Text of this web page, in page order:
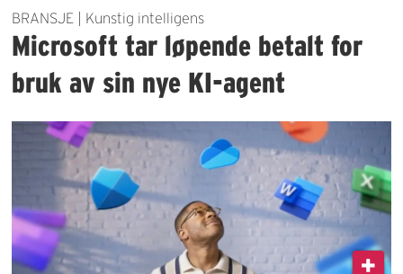
BRANSJE | Kunstig intelligens
Microsoft tar løpende betalt for
bruk av sin nye KI-agent